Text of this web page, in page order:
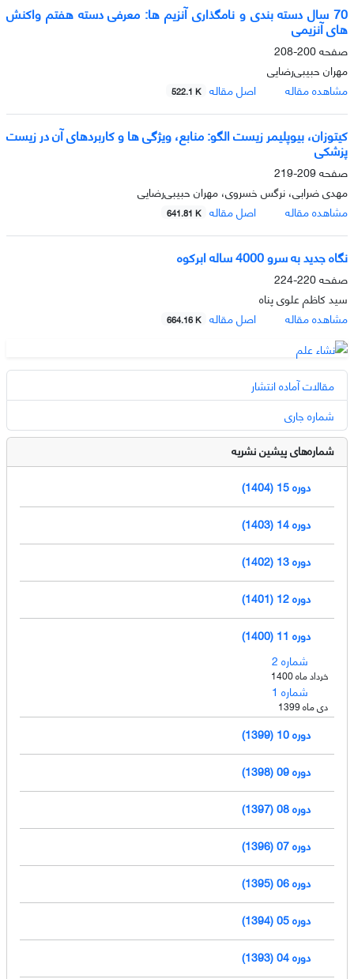
70 سال دسته بندی و نامگذاری آنزیم ها: معرفی دسته هفتم واکنش
های آنزیمی
صفحه200-208
مهران حبیبی‌رضایی
مشاهده مقاله
اصل مقاله 522.1 K
کیتوزان، بیوپلیمر زیست الگو: منابع، ویژگی ها و کاربردهای آن در زیست
پزشکی
صفحه209-219
مهدی ضرابی، نرگس خسروی، مهران حبیبی‌رضایی
مشاهده مقاله
اصل مقاله 641.81 K
نگاه جدید به سرو 4000 ساله ابرکوه
صفحه220-224
سید کاظم علوی پناه
مشاهده مقاله
اصل مقاله 664.16 K
مقالات آماده انتشار
شماره جاری
شماره‌های پیشین نشریه
دوره 15 (1404)
دوره 14 (1403)
دوره 13 (1402)
دوره 12 (1401)
دوره 11 (1400)
شماره 2
خرداد ماه 1400
شماره 1
دی ماه 1399
دوره 10 (1399)
دوره 09 (1398)
دوره 08 (1397)
دوره 07 (1396)
دوره 06 (1395)
دوره 05 (1394)
دوره 04 (1393)